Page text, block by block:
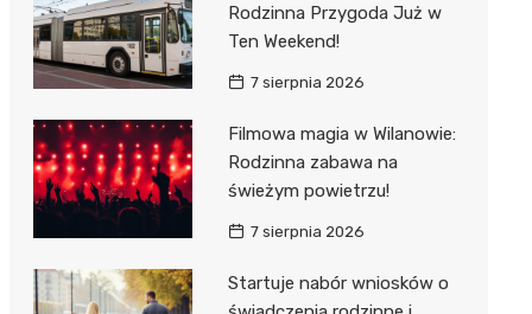
Rodzinna Przygoda Już w
Ten Weekend!
7 sierpnia 2026
Filmowa magia w Wilanowie:
Rodzinna zabawa na
świeżym powietrzu!
7 sierpnia 2026
Startuje nabór wniosków o